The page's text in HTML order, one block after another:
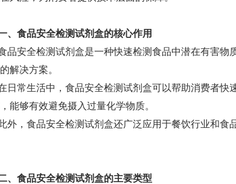
、食品安全检测试剂盒的核心作用
品安全检测试剂盒是一种快速检测食品中潜在有害
解决方案。
日常生活中，食品安全检测试剂盒可以帮助消费者
能够有效避免摄入过量化学物质。
外，食品安全检测试剂盒还广泛应用于餐饮行业和
、食品安全检测试剂盒的主要类型